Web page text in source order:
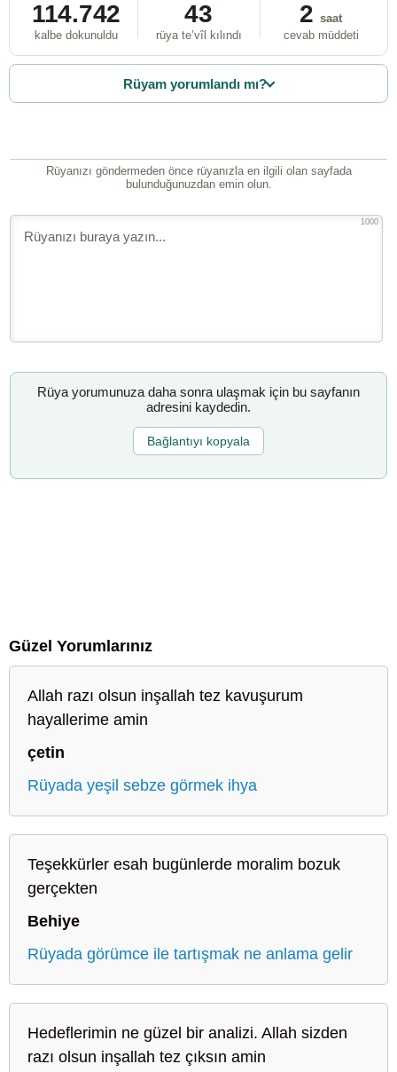
114.742
kalbe dokunuldu
43
rüya te’vîl kılındı
2 saat
cevab müddeti
Rüyam yorumlandı mı?
Rüyanızı göndermeden önce rüyanızla en ilgili olan sayfada
bulunduğunuzdan emin olun.
1000
Rüya yorumunuza daha sonra ulaşmak için bu sayfanın
adresini kaydedin.
Bağlantıyı kopyala
Güzel Yorumlarınız
Allah razı olsun inşallah tez kavuşurum
hayallerime amin
çetin
Rüyada yeşil sebze görmek ihya
Teşekkürler esah bugünlerde moralim bozuk
gerçekten
Behiye
Rüyada görümce ile tartışmak ne anlama gelir
Hedeflerimin ne güzel bir analizi. Allah sizden
razı olsun inşallah tez çıksın amin